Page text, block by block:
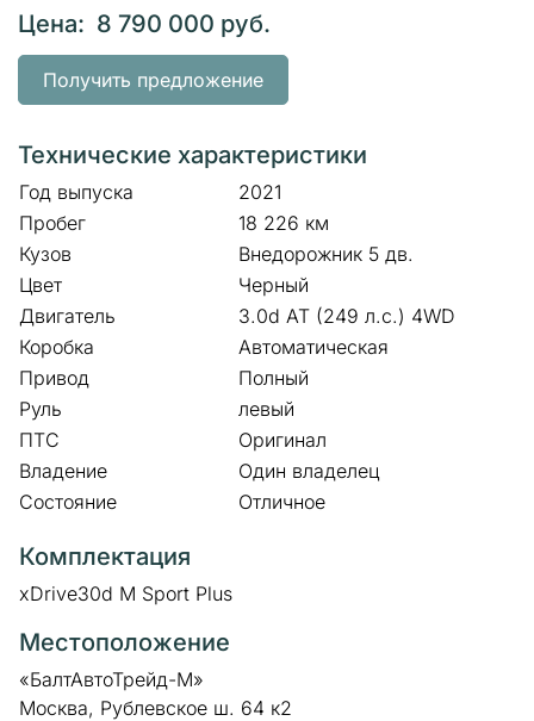
Цена: 8 790 000 руб.
Получить предложение
Технические характеристики
Год выпуска
2021
Пробег
18 226 км
Кузов
Внедорожник 5 дв.
Цвет
Черный
Двигатель
3.0d AT (249 л.с.) 4WD
Коробка
Автоматическая
Привод
Полный
Руль
левый
ПТС
Оригинал
Владение
Один владелец
Состояние
Отличное
Комплектация
xDrive30d M Sport Plus
Местоположение
«БалтАвтоТрейд-М»
Москва, Рублевское ш. 64 к2